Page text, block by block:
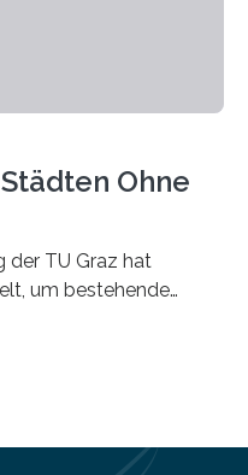
Ohne
der TU Graz hat
um bestehende
Weise
Projekt “HOT –